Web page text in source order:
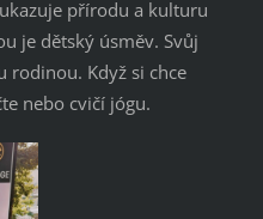
přírodu a kulturu
je dětský úsměv. Svůj
rodinou. Když si chce
nebo cvičí jógu.